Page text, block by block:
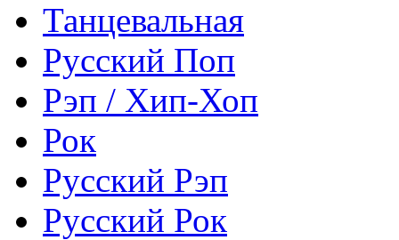
Танцевальная
Русский Поп
Рэп / Хип-Хоп
Рок
Русский Рэп
Русский Рок